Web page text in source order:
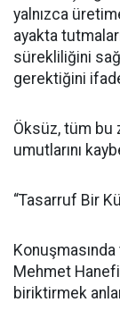
yalnızca
ayakta
sürekliliğini
gerektiğini
Öksüz, tüm bu
umutlarını
“Tasarruf Bir
Mehmet
biriktirmek